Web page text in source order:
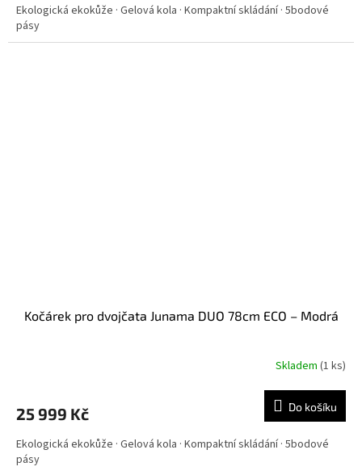
Ekologická ekokůže · Gelová kola · Kompaktní skládání · 5bodové
pásy
Kočárek pro dvojčata Junama DUO 78cm ECO – Modrá
Skladem (1 ks)
25 999 Kč Do košíku
Ekologická ekokůže · Gelová kola · Kompaktní skládání · 5bodové
pásy